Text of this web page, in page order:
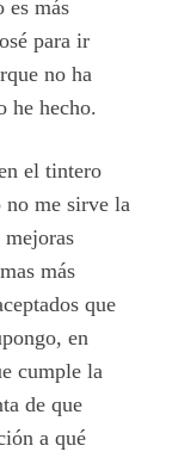
es más
para ir
no ha
he hecho.
el tintero
no me sirve la
más
que
en
cumple la
de que
a qué